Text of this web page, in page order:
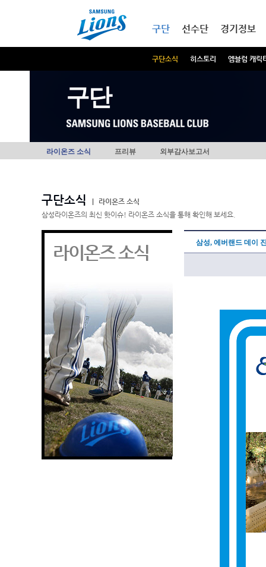
구단
구단소식 히스토리 엠블럼 캐릭
선수단 경기정보
구단
라이온즈 소식 프리뷰 외부감사보고서
구단소식
라이온즈 소식
삼성라이온즈의 최신 핫이슈! 라이온즈 소식을 통해 확인해 보세요.
라이온즈 소식 삼성, 에버랜드 데이